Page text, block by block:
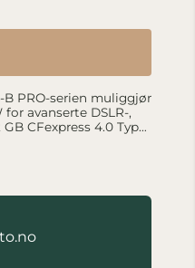
avanserte DSLR-,
CFexpress 4.0 Type
hastighet, mer enn 6
raskere enn de
Pro-
Non-